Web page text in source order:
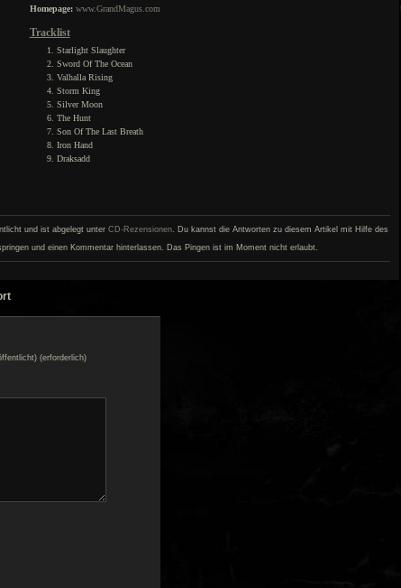
Homepage: www.GrandMagus.com
Tracklist
Starlight Slaughter
Sword Of The Ocean
Valhalla Rising
Storm King
Silver Moon
The Hunt
Son Of The Last Breath
Iron Hand
Draksadd
und ist abgelegt unter CD-Rezensionen. Du kannst die Antworten zu diesem Artikel mit Hilfe des
und einen Kommentar hinterlassen. Das Pingen ist im Moment nicht erlaubt.
(erforderlich)